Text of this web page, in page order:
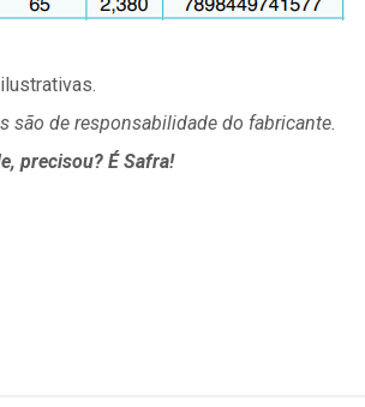
são de responsabilidade do fabricante.
precisou? É Safra!